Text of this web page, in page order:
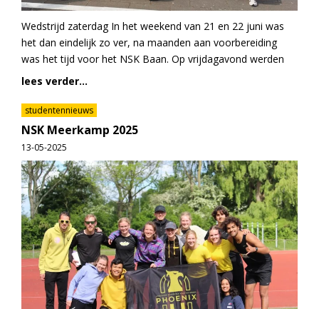
Wedstrijd zaterdag In het weekend van 21 en 22 juni was
het dan eindelijk zo ver, na maanden aan voorbereiding
was het tijd voor het NSK Baan. Op vrijdagavond werden
lees verder...
studentennieuws
NSK Meerkamp 2025
13-05-2025